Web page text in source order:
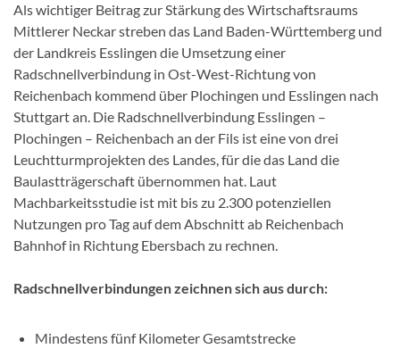
Als wichtiger Beitrag zur Stärkung des Wirtschaftsraums
Mittlerer Neckar streben das Land Baden-Württemberg und
der Landkreis Esslingen die Umsetzung einer
Radschnellverbindung in Ost-West-Richtung von
Reichenbach kommend über Plochingen und Esslingen nach
Stuttgart an. Die Radschnellverbindung Esslingen –
Plochingen – Reichenbach an der Fils ist eine von drei
Leuchtturmprojekten des Landes, für die das Land die
Baulastträgerschaft übernommen hat. Laut
Machbarkeitsstudie ist mit bis zu 2.300 potenziellen
Nutzungen pro Tag auf dem Abschnitt ab Reichenbach
Bahnhof in Richtung Ebersbach zu rechnen.
Radschnellverbindungen zeichnen sich aus durch:
Mindestens fünf Kilometer Gesamtstrecke